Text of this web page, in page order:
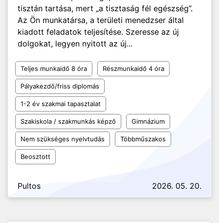
tisztán tartása, mert „a tisztaság fél egészség”.
Az Ön munkatársa, a területi menedzser által
kiadott feladatok teljesítése. Szeresse az új
dolgokat, legyen nyitott az új...
Teljes munkaidő 8 óra Részmunkaidő 4 óra
Pályakezdő/friss diplomás
1-2 év szakmai tapasztalat
Szakiskola / szakmunkás képző Gimnázium
Nem szükséges nyelvtudás Többműszakos
Beosztott
Pultos 2026. 05. 20.